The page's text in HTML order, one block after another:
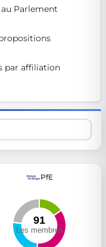
digital democracy
technology, design,
Parlement
par affiliation
PfE